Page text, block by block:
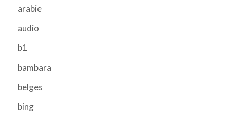
arabie
audio
b1
bambara
belges
bing